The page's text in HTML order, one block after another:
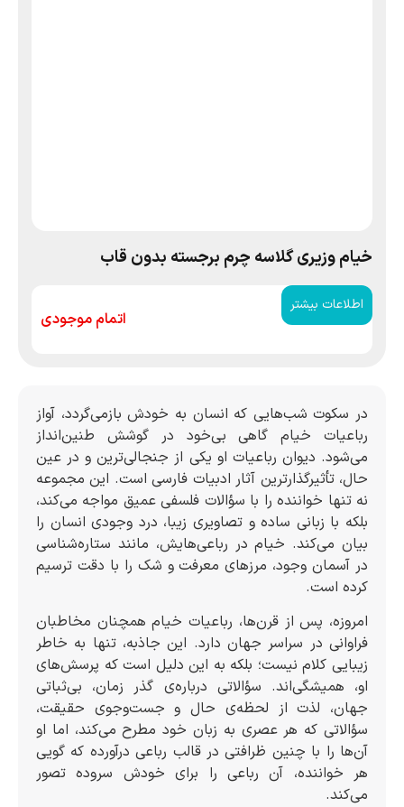
خیام وزیری گلاسه چرم برجسته بدون قاب
اطلاعات بیشتر
اتمام موجودی
در سکوت شب‌هایی که انسان به خودش بازمی‌گردد، آواز
رباعیات خیام گاهی بی‌خود در گوشش طنین‌انداز
می‌شود. دیوان رباعیات او یکی از جنجالی‌ترین و در عین
حال، تأثیرگذارترین آثار ادبیات فارسی است. این مجموعه
نه تنها خواننده را با سؤالات فلسفی عمیق مواجه می‌کند،
بلکه با زبانی ساده و تصاویری زیبا، درد وجودی انسان را
بیان می‌کند. خیام در رباعی‌هایش، مانند ستاره‌شناسی
در آسمان وجود، مرزهای معرفت و شک را با دقت ترسیم
کرده است.
امروزه، پس از قرن‌ها، رباعیات خیام همچنان مخاطبان
فراوانی در سراسر جهان دارد. این جاذبه، تنها به خاطر
زیبایی کلام نیست؛ بلکه به این دلیل است که پرسش‌های
او، همیشگی‌اند. سؤالاتی درباره‌ی گذر زمان، بی‌ثباتی
جهان، لذت از لحظه‌ی حال و جست‌وجوی حقیقت،
سؤالاتی که هر عصری به زبان خود مطرح می‌کند، اما او
آن‌ها را با چنین ظرافتی در قالب رباعی درآورده که گویی
هر خواننده، آن رباعی را برای خودش سروده تصور
می‌کند.